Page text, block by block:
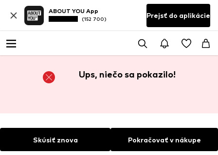
ABOUT YOU App
(152 700) Prejsť do aplikácie
Ups, niečo sa pokazilo!
Skúsiť znova Pokračovať v nákupe